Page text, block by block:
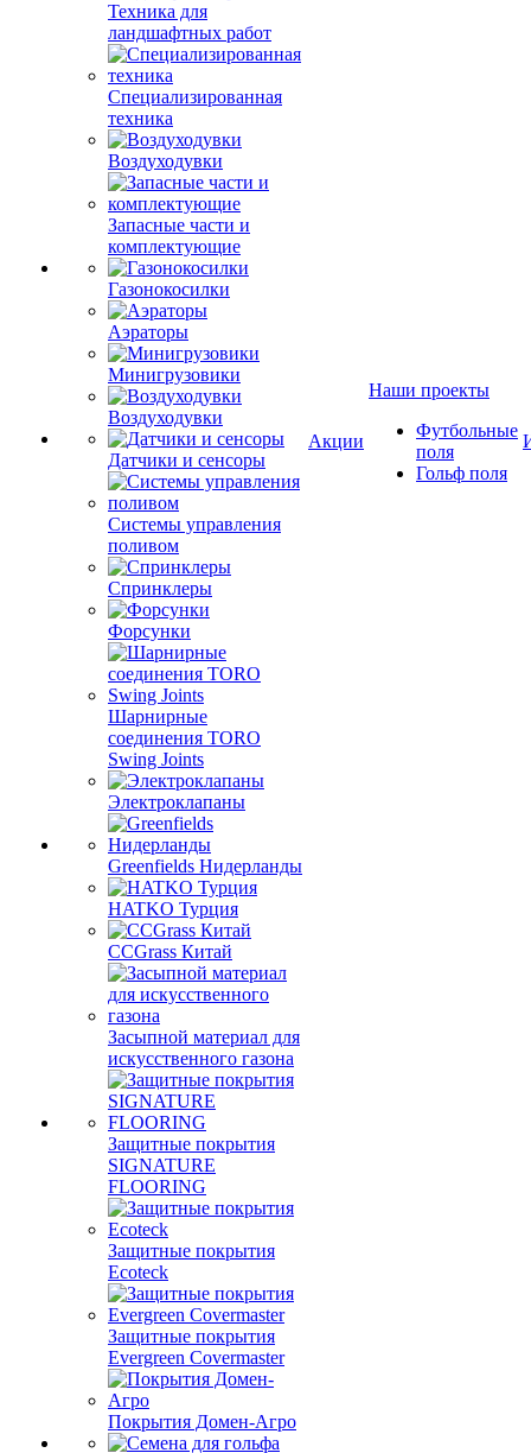
Техника для
ландшафтных работ
Специализированная
техника
Воздуходувки
Запасные части и
комплектующие
Газонокосилки
Аэраторы
Минигрузовики
Воздуходувки
Датчики и сенсоры
Системы управления
поливом
Спринклеры
Форсунки
Шарнирные
соединения TORO
Swing Joints
Электроклапаны
Greenfields Нидерланды
HATKO Турция
CCGrass Китай
Засыпной материал для
искусственного газона
Защитные покрытия
SIGNATURE
FLOORING
Защитные покрытия
Ecoteck
Защитные покрытия
Evergreen Covermaster
Покрытия Домен-Агро
Акции
Наши проекты
Футбольные
поля
Гольф поля